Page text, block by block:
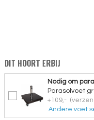
DIT HOORT ERBIJ
Nodig om
Parasolvoet
+109,-
Andere voet